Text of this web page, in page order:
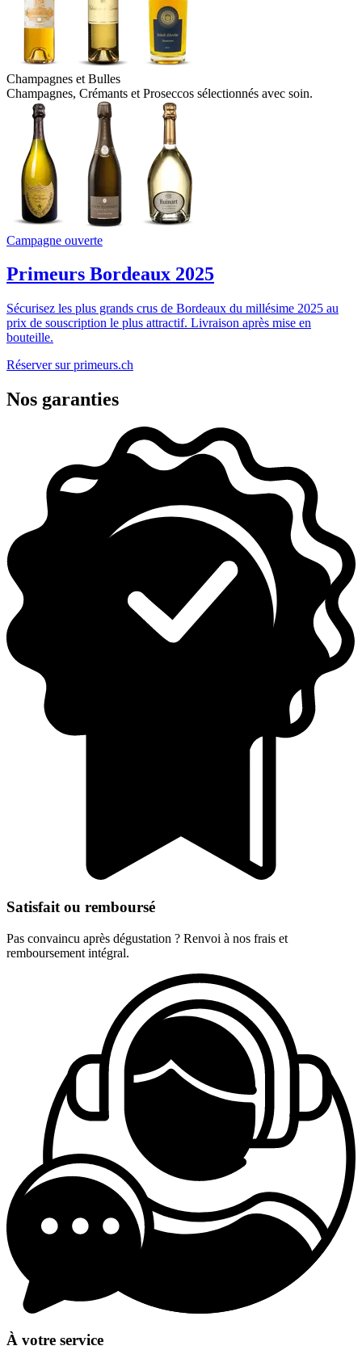
Champagnes et Bulles
Champagnes, Crémants et Proseccos sélectionnés avec soin.
Campagne ouverte
Primeurs Bordeaux 2025
Sécurisez les plus grands crus de Bordeaux du millésime 2025 au
prix de souscription le plus attractif. Livraison après mise en
bouteille.
Réserver sur primeurs.ch
Nos garanties
Satisfait ou remboursé
Pas convaincu après dégustation ? Renvoi à nos frais et
remboursement intégral.
À votre service